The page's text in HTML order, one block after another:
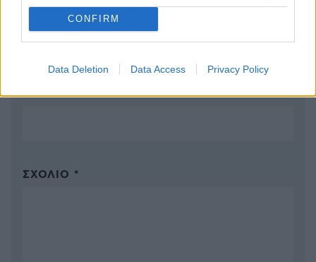
CONFIRM
Data Deletion Data Access Privacy Policy
ΌΝΟΜΑ *
EMAIL
ΣΧΌΛΙΟ *